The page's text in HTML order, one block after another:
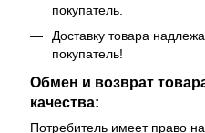
покупатель.
Доставку товара
покупатель!
Обмен и возврат
качества:
Потребитель имеет право